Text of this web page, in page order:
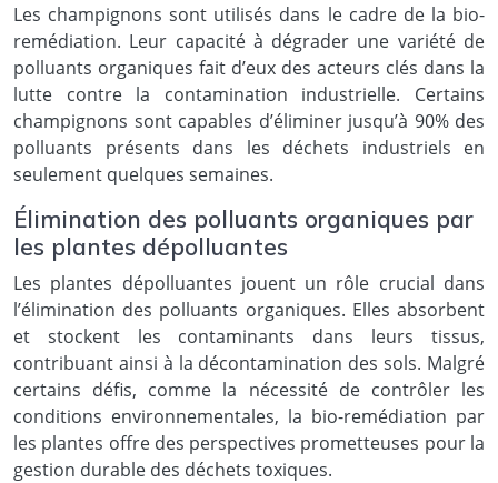
Les champignons sont utilisés dans le cadre de la bio-
remédiation. Leur capacité à dégrader une variété de
polluants organiques fait d’eux des acteurs clés dans la
lutte contre la contamination industrielle. Certains
champignons sont capables d’éliminer jusqu’à 90% des
polluants présents dans les déchets industriels en
seulement quelques semaines.
Élimination des polluants organiques par
les plantes dépolluantes
Les plantes dépolluantes jouent un rôle crucial dans
l’élimination des polluants organiques. Elles absorbent
et stockent les contaminants dans leurs tissus,
contribuant ainsi à la décontamination des sols. Malgré
certains défis, comme la nécessité de contrôler les
conditions environnementales, la bio-remédiation par
les plantes offre des perspectives prometteuses pour la
gestion durable des déchets toxiques.